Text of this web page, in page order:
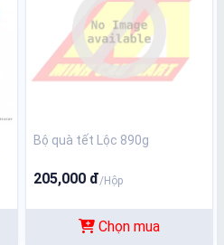
Bộ quà tết Lộc 890g
205,000 đ/Hộp
Chọn mua